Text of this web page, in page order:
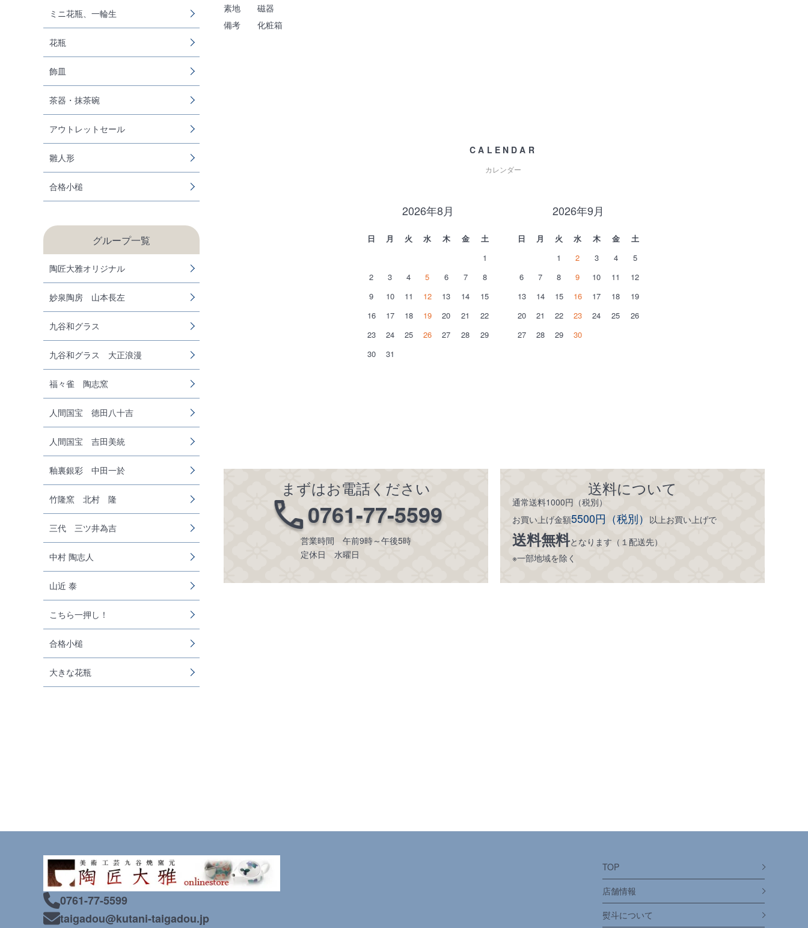
ミニ花瓶、一輪生
花瓶
飾皿
茶器・抹茶碗
アウトレットセール
雛人形
合格小槌
グループ一覧
陶匠大雅オリジナル
妙泉陶房 山本長左
九谷和グラス
九谷和グラス 大正浪漫
福々雀 陶志窯
人間国宝 徳田八十吉
人間国宝 吉田美統
釉裏銀彩 中田一於
竹隆窯 北村 隆
三代 三ツ井為吉
中村 陶志人
山近 泰
こちら一押し！
合格小槌
大きな花瓶
素地 磁器
備考 化粧箱
CALENDAR
カレンダー
2026年8月
日 月 火 水 木 金
土
1
2
3 4 5 6 7
8
9
10 11 12 13 14
15
16
17 18 19 20 21
22
23
24 25 26 27 28
29
30
31
2026年9月
日 月 火 水 木 金
土
1
2 3 4
5
6
7 8 9 10 11
12
13
14 15 16 17 18
19
20
21 22 23 24 25
26
27
28 29 30
まずはお電話ください
0761-77-5599
営業時間 午前9時～午後5時
定休日 水曜日
送料について
通常送料1000円（税別）
お買い上げ金額5500円（税別） 以上お買い上げで
送料無料となります（１配送先）
※一部地域を除く
0761-77-5599
taigadou@kutani-taigadou.jp
TOP
店舗情報
熨斗について